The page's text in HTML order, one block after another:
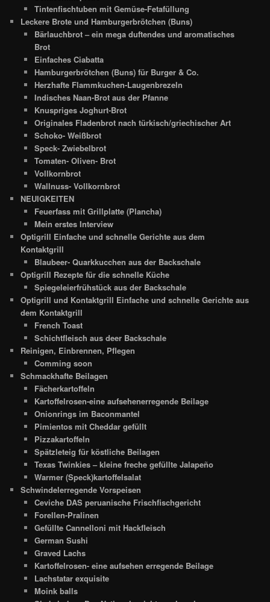
Tintenfischtuben mit Gemüse-Fetafüllung
Leckere Brote und Hamburgerbrötchen (Buns)
Bärlauchbrot – ein mega duftendes und aromatisches
Brot
Einfaches Ciabatta
Hamburgerbrötchen (Buns) für Burger & Co.
Herzhafte Flammkuchen-Laugenbrezeln
Indisches Naan-Brot aus der Pfanne
Knuspriges Joghurt-Brot
Originales Fladenbrot nach türkisch/griechischer Art
Schoko- Weißbrot
Speck- Zwiebelbrot
Tomaten- Oliven- Brot
Vollkornbrot
Wallnuss- Vollkornbrot
NEUIGKEITEN
Feuerfass mit Grillplatte (Plancha)
Mein erstes Interview
Optigrill Einfache und schnelle Gerichte aus dem
Kontaktgrill
Blaubeer- Quarkkucchen aus der Backschale
Optigrill Rezepte für die schnelle Küche
Spiegeleierfrühstück aus der Backschale
Optigrill und Kontaktgrill Einfache und schnelle Gerichte aus
dem Kontaktgrill
French Toast
Schichtfleisch aus deer Backschale
Reinigen, Einbrennen, Pflegen
Comming soon
Schmackhafte Beilagen
Fächerkartoffeln
Kartoffelrosen-eine aufsehenerregende Beilage
Onionrings im Baconmantel
Pimientos mit Cheddar gefüllt
Pizzakartoffeln
Spätzleteig für köstliche Beilagen
Texas Twinkies – kleine freche gefüllte Jalapeño
Warmer (Speck)kartoffelsalat
Schwindelerregende Vorspeisen
Ceviche DAS peruanische Frischfischgericht
Forellen-Pralinen
Gefüllte Cannelloni mit Hackfleisch
German Sushi
Graved Lachs
Kartoffelrosen- eine aufsehen erregende Beilage
Lachstatar exquisite
Moink balls